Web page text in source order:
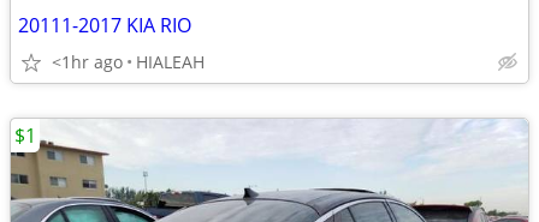
20111-2017 KIA RIO
<1hr ago HIALEAH
$1